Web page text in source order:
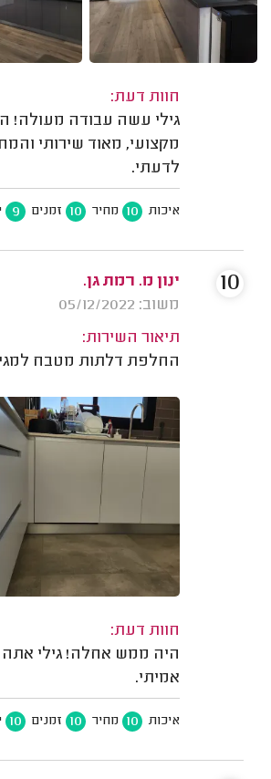
חוות דעת:
גילי עשה עבודה מעולה!
מקצועי, מאוד שירותי
לדעתי.
איכות 10 מחיר 10 זמנים 9
ינון מ. רמת גן.
משוב: 05/12/2022
תיאור השירות:
החלפת דלתות מטבח
חוות דעת:
היה ממש אחלה! גילי אתה
אמיתי.
איכות 10 מחיר 10 זמנים 10
10